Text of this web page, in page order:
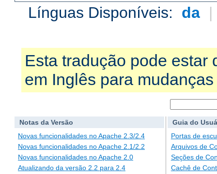
Línguas Disponíveis: da |
Esta tradução pode estar
em Inglês para
Notas da Versão
Novas funcionalidades no Apache 2.3/2.4
Novas funcionalidades no Apache 2.1/2.2
Novas funcionalidades no Apache 2.0
Atualizando da versão 2.2 para 2.4
Guia do
Portas de
Arquivos de
Seções de
Cachê de